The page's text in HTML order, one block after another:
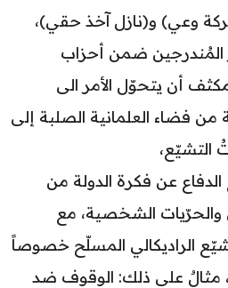
وعي) و(نازل آخذ حقي)،
المُندرجين ضمن أحزاب
أن يتحوّل الأمر الى
من فضاء العلمانية الصلبة إلى
التشيّع،
عن فكرة الدولة من
والحرّيات الشخصية، مع
الراديكالي المسلّح خصوصاً
مثالٌ على ذلك: الوقوف ضد